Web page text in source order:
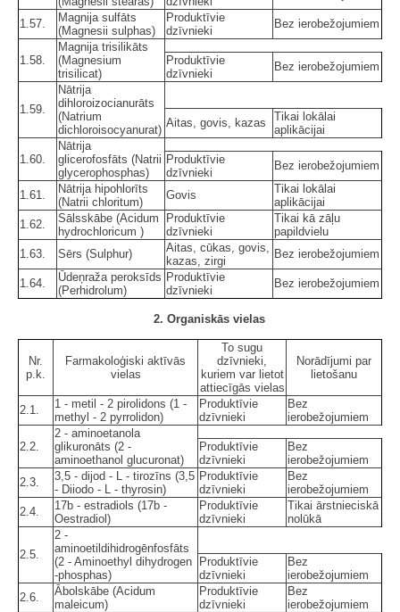
1.57.
Magnija sulfāts
(Magnesii sulphas)
Produktīvie
dzīvnieki
Bez ierobežojumiem
1.58.
Magnija trisilikāts
(Magnesium
trisilicat)
Produktīvie
dzīvnieki
Bez ierobežojumiem
1.59.
Nātrija
dihloroizocianurāts
(Natrium
dichloroisocyanurat)
Aitas, govis, kazas
Tikai lokālai
aplikācijai
1.60.
Nātrija
glicerofosfāts (Natrii
glycerophosphas)
Produktīvie
dzīvnieki
Bez ierobežojumiem
1.61.
Nātrija hipohlorīts
(Natrii chloritum)
Govis
Tikai lokālai
aplikācijai
1.62.
Sālsskābe (Acidum
hydrochloricum )
Produktīvie
dzīvnieki
Tikai kā zāļu
papildvielu
1.63.
Sērs (Sulphur)
Aitas, cūkas, govis,
kazas, zirgi
Bez ierobežojumiem
1.64.
Ūdeņraža peroksīds
(Perhidrolum)
Produktīvie
dzīvnieki
Bez ierobežojumiem
2. Organiskās vielas
Nr.
p.k.
Farmakoloģiski aktīvās
vielas
To sugu
dzīvnieki,
kuriem var lietot
attiecīgās vielas
Norādījumi par
lietošanu
2.1.
1 - metil - 2 pirolidons (1 -
methyl - 2 pyrrolidon)
Produktīvie
dzīvnieki
Bez
ierobežojumiem
2.2.
2 - aminoetanola
glikuronāts (2 -
aminoethanol glucuronat)
Produktīvie
dzīvnieki
Bez
ierobežojumiem
2.3.
3,5 - dijod - L - tirozīns (3,5
- Diiodo - L - thyrosin)
Produktīvie
dzīvnieki
Bez
ierobežojumiem
2.4.
17b - estradiols (17b -
Oestradiol)
Produktīvie
dzīvnieki
Tikai ārstnieciskā
nolūkā
2.5.
2 -
aminoetildihidrogēnfosfāts
(2 - Aminoethyl dihydrogen
-phosphas)
Produktīvie
dzīvnieki
Bez
ierobežojumiem
2.6.
Ābolskābe (Acidum
maleicum)
Produktīvie
dzīvnieki
Bez
ierobežojumiem